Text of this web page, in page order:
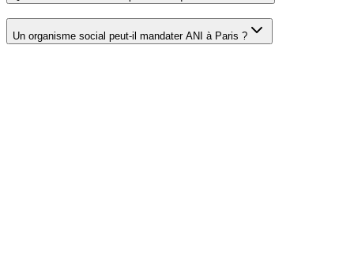
Un organisme social peut-il mandater ANI à Paris ?